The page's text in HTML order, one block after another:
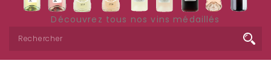
Découvrez tous nos vins médaillés